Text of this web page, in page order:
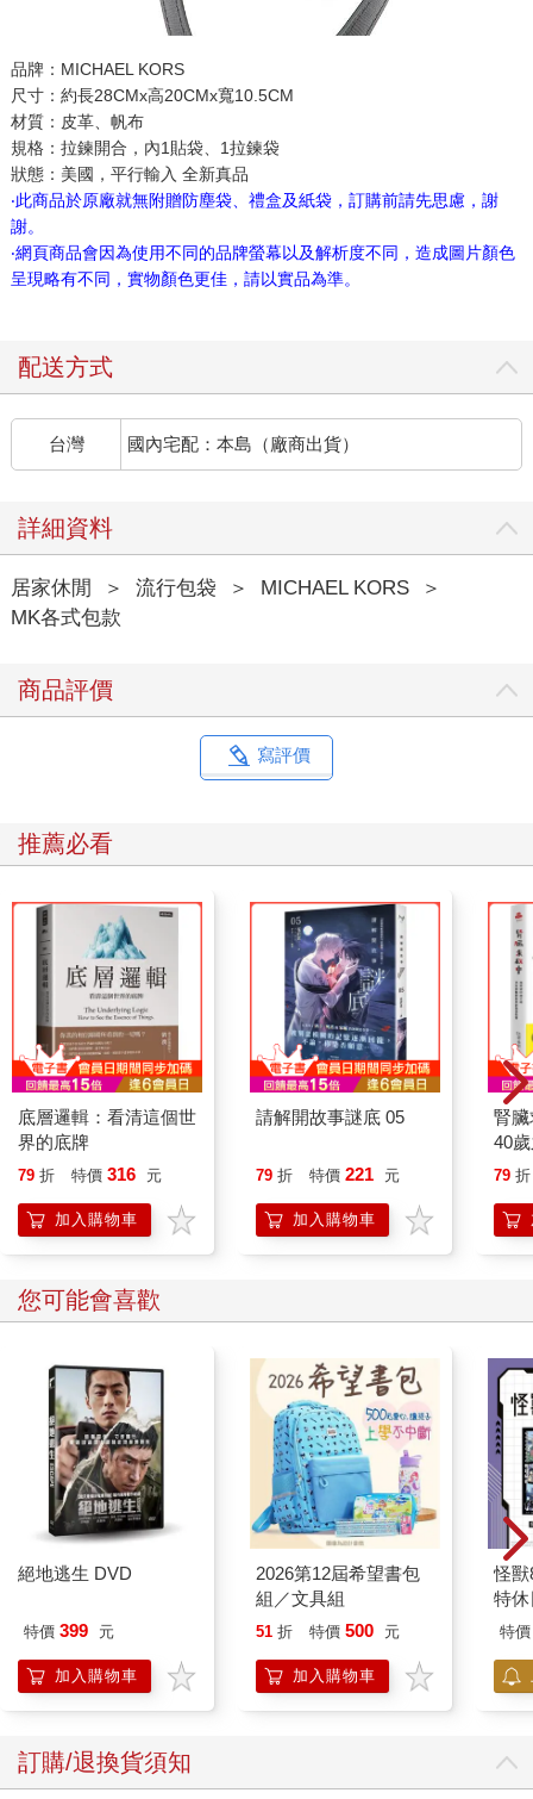
品牌：MICHAEL KORS
尺寸：約長28CMx高20CMx寬10.5CM
材質：皮革、帆布
規格：拉鍊開合，內1貼袋、1拉鍊袋
狀態：美國，平行輸入 全新真品
‧此商品於原廠就無附贈防塵袋、禮盒及紙袋，訂購前請先思慮，謝
謝。
‧網頁商品會因為使用不同的品牌螢幕以及解析度不同，造成圖片顏色
呈現略有不同，實物顏色更佳，請以實品為準。
配送方式
台灣 國內宅配：本島（廠商出貨）
詳細資料
居家休閒 ＞ 流行包袋 ＞ MICHAEL KORS
＞
MK各式包款
商品評價
寫評價
推薦必看
底層邏輯：看清這個世
界的底牌
79 折 特價 316 元
加入購物車
請解開故事謎底 05
79 折 特價 221 元
加入購物車
腎
40
就
79 折
您可能會喜歡
絕地逃生 DVD
特價 399 元
加入購物車
2026第12屆希望書包
組／文具組
51 折 特價 500 元
加入購物車
怪獸
特
加購]
特價
訂購/退換貨須知